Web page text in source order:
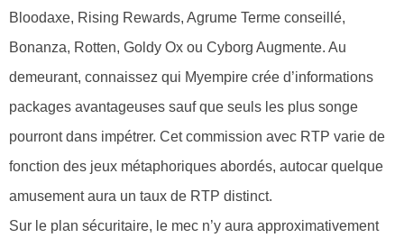
Bloodaxe, Rising Rewards, Agrume Terme conseillé,
Bonanza, Rotten, Goldy Ox ou Cyborg Augmente. Au
demeurant, connaissez qui Myempire crée d’informations
packages avantageuses sauf que seuls les plus songe
pourront dans impétrer. Cet commission avec RTP varie de
fonction des jeux métaphoriques abordés, autocar quelque
amusement aura un taux de RTP distinct.
Sur le plan sécuritaire, le mec n’y aura approximativement